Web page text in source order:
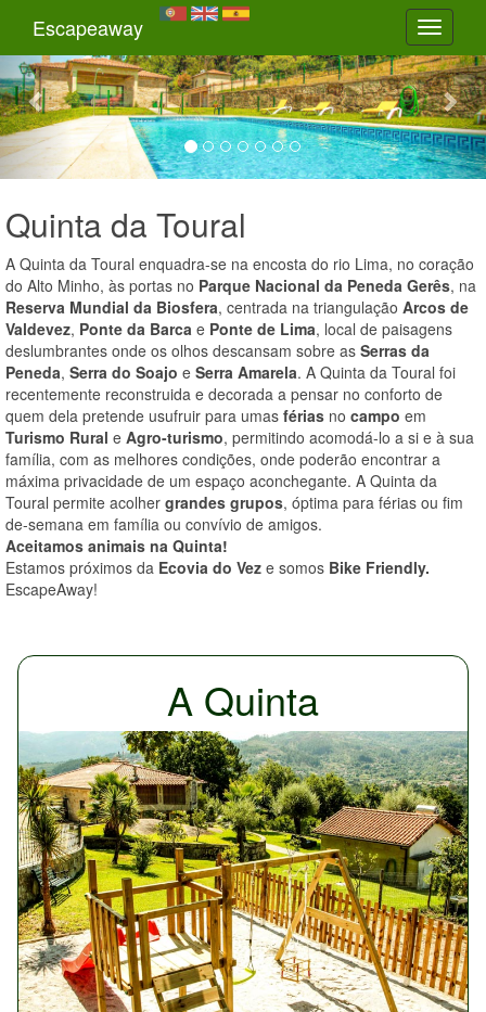
Toggle
Escapeaway
Previous
Quinta da Toural
A Quinta da Toural enquadra-se na encosta do rio Lima, no coração
do Alto Minho, às portas no Parque Nacional da Peneda Gerês, na
Reserva Mundial da Biosfera, centrada na triangulação Arcos de
Valdevez, Ponte da Barca e Ponte de Lima, local de paisagens
deslumbrantes onde os olhos descansam sobre as Serras da
Peneda, Serra do Soajo e Serra Amarela. A Quinta da Toural foi
recentemente reconstruida e decorada a pensar no conforto de
quem dela pretende usufruir para umas férias no campo em
Turismo Rural e Agro-turismo, permitindo acomodá-lo a si e à sua
família, com as melhores condições, onde poderão encontrar a
máxima privacidade de um espaço aconchegante. A Quinta da
Toural permite acolher grandes grupos, óptima para férias ou fim
de-semana em família ou convívio de amigos.
Aceitamos animais na Quinta!
Estamos próximos da Ecovia do Vez e somos Bike Friendly.
EscapeAway!
A Quinta